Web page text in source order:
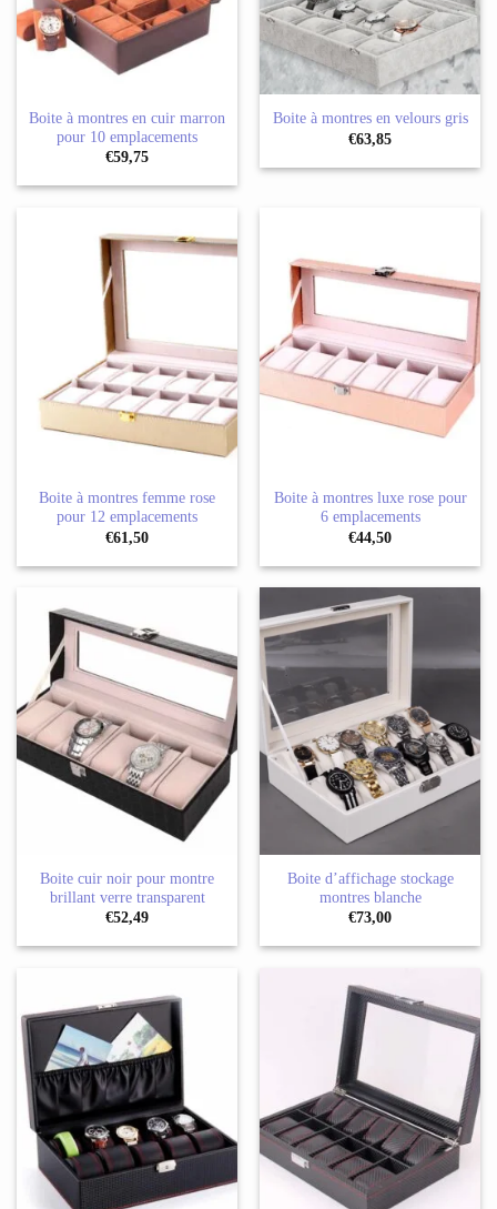
Boite à montres en cuir marron
pour 10 emplacements
€59,75
Boite à montres en velours gris
€63,85
Boite à montres femme rose
pour 12 emplacements
€61,50
Boite à montres luxe rose pour
6 emplacements
€44,50
Boite cuir noir pour montre
brillant verre transparent
€52,49
Boite d’affichage stockage
montres blanche
€73,00